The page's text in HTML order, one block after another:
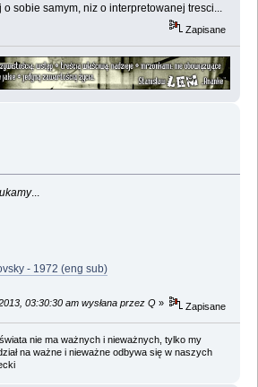
sobie samym, niz o interpretowanej tresci...
Zapisane
...
- 1972 (eng sub)
03:30:30 am wysłana przez Q » Zapisane
nie ma ważnych i nieważnych, tylko my
na ważne i nieważne odbywa się w naszych